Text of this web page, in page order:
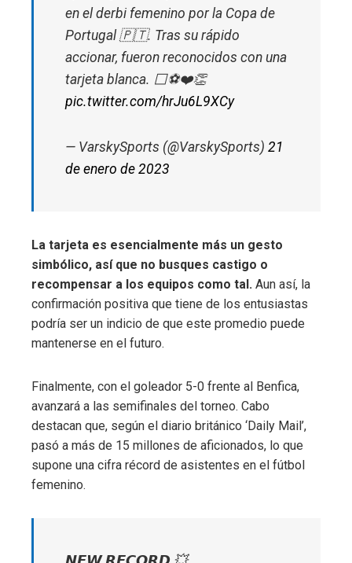
en el derbi femenino por la Copa de
Portugal 🇵🇹. Tras su rápido
accionar, fueron reconocidos con una
tarjeta blanca. ⬜️⚽️❤️👏
pic.twitter.com/hrJu6L9XCy
— VarskySports (@VarskySports) 21
de enero de 2023
La tarjeta es esencialmente más un gesto
simbólico, así que no busques castigo o
recompensar a los equipos como tal. Aun así, la
confirmación positiva que tiene de los entusiastas
podría ser un indicio de que este promedio puede
mantenerse en el futuro.
Finalmente, con el goleador 5-0 frente al Benfica,
avanzará a las semifinales del torneo. Cabo
destacan que, según el diario británico ‘Daily Mail’,
pasó a más de 15 millones de aficionados, lo que
supone una cifra récord de asistentes en el fútbol
femenino.